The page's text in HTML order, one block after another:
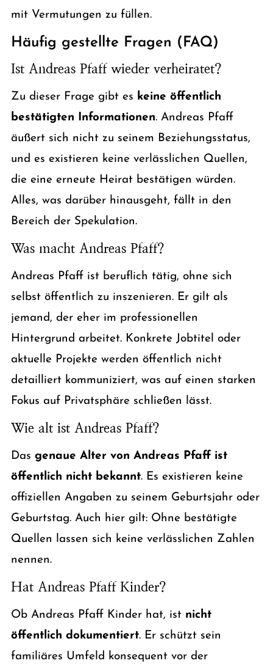
mit Vermutungen zu füllen.
Häufig gestellte Fragen (FAQ)
Ist Andreas Pfaff wieder verheiratet?
Zu dieser Frage gibt es keine öffentlich
bestätigten Informationen. Andreas Pfaff
äußert sich nicht zu seinem Beziehungsstatus,
und es existieren keine verlässlichen Quellen,
die eine erneute Heirat bestätigen würden.
Alles, was darüber hinausgeht, fällt in den
Bereich der Spekulation.
Was macht Andreas Pfaff?
Andreas Pfaff ist beruflich tätig, ohne sich
selbst öffentlich zu inszenieren. Er gilt als
jemand, der eher im professionellen
Hintergrund arbeitet. Konkrete Jobtitel oder
aktuelle Projekte werden öffentlich nicht
detailliert kommuniziert, was auf einen starken
Fokus auf Privatsphäre schließen lässt.
Wie alt ist Andreas Pfaff?
Das genaue Alter von Andreas Pfaff ist
öffentlich nicht bekannt. Es existieren keine
offiziellen Angaben zu seinem Geburtsjahr oder
Geburtstag. Auch hier gilt: Ohne bestätigte
Quellen lassen sich keine verlässlichen Zahlen
nennen.
Hat Andreas Pfaff Kinder?
Ob Andreas Pfaff Kinder hat, ist nicht
öffentlich dokumentiert. Er schützt sein
familiäres Umfeld konsequent vor der